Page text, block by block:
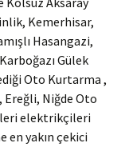
Kemerhisar,
Hasangazi,
Gülek
Oto Kurtarma ,
Ereğli, Niğde Oto
elektrikçileri
en yakın çekici